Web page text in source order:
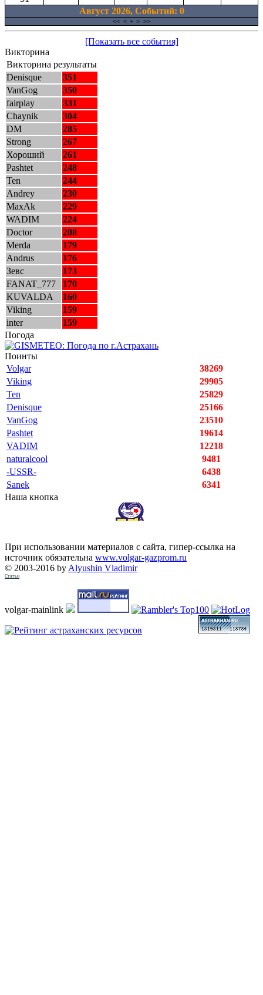
Август 2026, Cобытий: 0
<< < • > >>
[Показать все события]
Викторина
Викторина результаты
Denisque
351
VanGog
350
fairplay
331
Chaynik
304
DM
285
Strong
267
Хороший
261
Pashtet
248
Ten
244
Andrey
230
MaxAk
229
WADIM
224
Doctor
208
Merda
179
Andrus
176
Зевс
173
FANAT_777
170
KUVALDA
160
Viking
159
inter
159
Погода
Поинты
Volgar
38269
Viking
29905
Ten
25829
Denisque
25166
VanGog
23510
Pashtet
19614
VADIM
12218
naturalcool
9481
-USSR-
6438
Sanek
6341
Наша кнопка
При использовании материалов с сайта, гипер-ссылка на
источник обязательна www.volgar-gazprom.ru
© 2003-2016 by Alyushin Vladimir
Статьи
volgar-mainlink